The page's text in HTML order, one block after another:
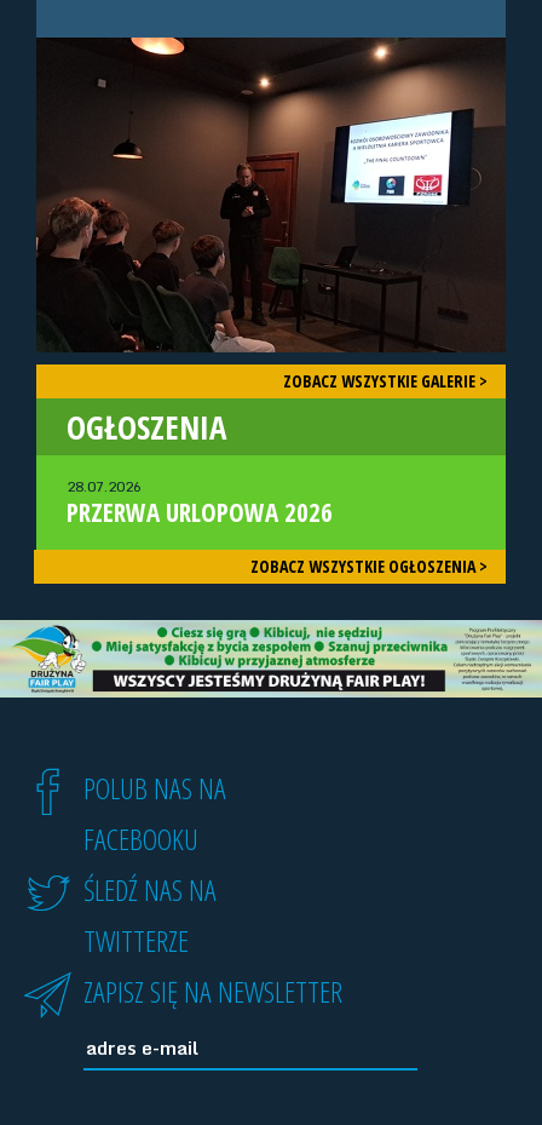
ZOBACZ WSZYSTKIE GALERIE >
OGŁOSZENIA
28.07.2026
PRZERWA URLOPOWA 2026
ZOBACZ WSZYSTKIE OGŁOSZENIA >
POLUB NAS NA
FACEBOOKU
ŚLEDŹ NAS NA
TWITTERZE
ZAPISZ SIĘ NA NEWSLETTER